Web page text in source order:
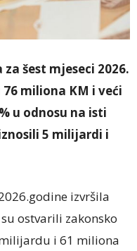
šest mjeseci 2026.
miliona KM i veći
u odnosu na isti
5 milijardi i
izvršila
ostvarili zakonsko
i 61 miliona